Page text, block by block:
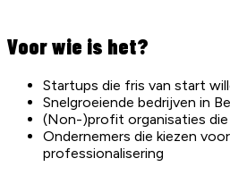
Voor wie is het?
Startups die fris van start
Snelgroeiende bedrijven in
(Non-)profit organisaties die
Ondernemers die kiezen
professionalisering